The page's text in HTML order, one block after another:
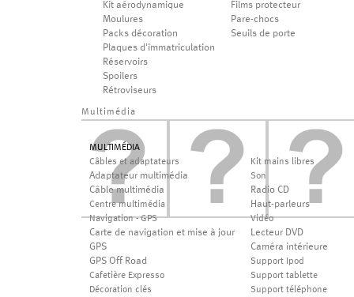
Kit aérodynamique
Moulures
Packs décoration
Plaques d'immatriculation
Réservoirs
Spoilers
Rétroviseurs
Films protecteur
Pare-chocs
Seuils de porte
Multimédia
MULTIMÉDIA
Câbles et adaptateurs
Adaptateur multimédia
Câble multimédia
Centre multimédia
Navigation - GPS
Carte de navigation et mise à jour
GPS
GPS Off Road
Cafetière Expresso
Décoration clés
Kit mains libres
Son
Radio CD
Haut-parleurs
Vidéo
Lecteur DVD
Caméra intérieure
Support Ipod
Support tablette
Support téléphone